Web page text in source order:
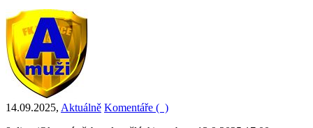
14.09.2025, Aktuálně Komentáře ( )